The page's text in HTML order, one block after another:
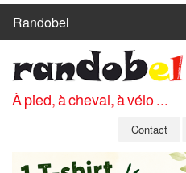
Randobel
CIRCUITS
CLUBS
À pied, à cheval, à vélo ...
Contact